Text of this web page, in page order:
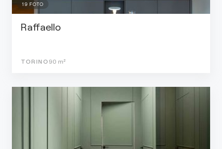
19 FOTO
Raffaello
TORINO 90 m²